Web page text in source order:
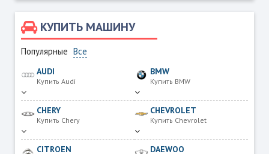
КУПИТЬ МАШИНУ
Популярные Все
AUDI
Купить Audi
BMW
Купить BMW
CHERY
Купить Chery
CHEVROLET
Купить Chevrolet
CITROEN DAEWOO